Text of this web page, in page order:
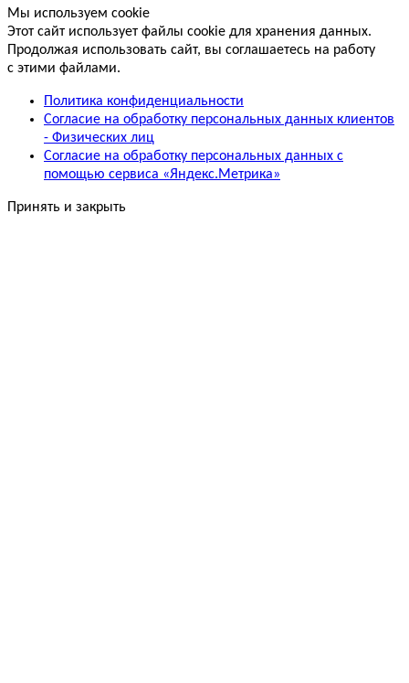
Мы используем cookie
Этот сайт использует файлы cookie для хранения данных.
Продолжая использовать сайт, вы соглашаетесь на работу
с этими файлами.
Политика конфиденциальности
Согласие на обработку персональных данных клиентов
- Физических лиц
Согласие на обработку персональных данных с
помощью сервиса «Яндекс.Метрика»
Принять и закрыть